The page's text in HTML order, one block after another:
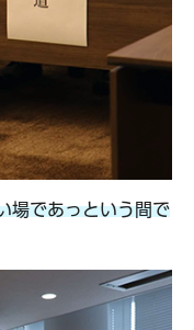
場であっという間で